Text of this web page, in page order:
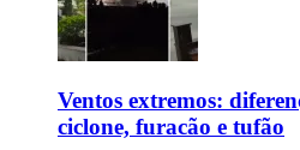
Ventos extremos:
ciclone, furacão e tufão